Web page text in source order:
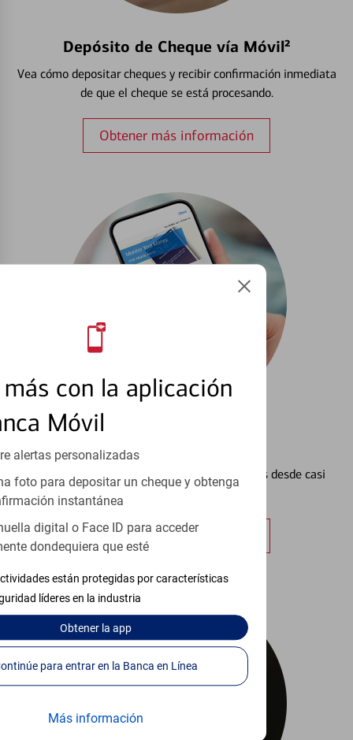
con la aplicación
Móvil
alertas personalizadas
foto para depositar un cheque y obtenga
instantánea
digital o Face ID para acceder
dondequiera que esté
están protegidas por características
líderes en la industria
Obtenerla app
Continúe para entrar en la Banca en Línea
Más información
Depósito de Cheque vía Móvil²
Vea cómo depositar cheques y recibir confirmación inmediata
de que el cheque se está procesando.
Obtener más información
Configurar Alertas³
Vea cómo mantener el control de sus finanzas desde casi
cualquier lugar.
Obtener más información